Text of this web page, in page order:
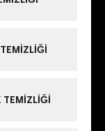
TEMIZLIĞI